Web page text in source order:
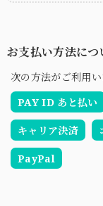
お支払い方法につ
次の方法がご利用い
PAY ID あと払い
キャリア決済
PayPal